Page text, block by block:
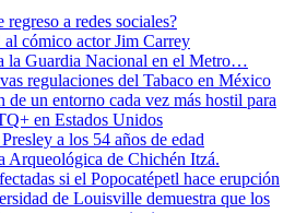
a redes sociales?
al cómico actor Jim Carrey
la Guardia Nacional en el Metro…
regulaciones del Tabaco en México
de un entorno cada vez más hostil para
en Estados Unidos
a los 54 años de edad
Arqueológica de Chichén Itzá.
si el Popocatépetl hace erupción
de Louisville demuestra que los